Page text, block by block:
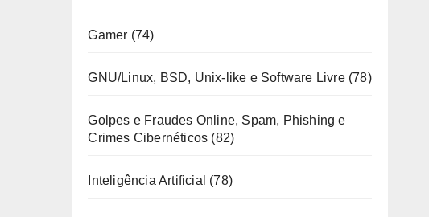
Gamer (74)
GNU/Linux, BSD, Unix-like e Software Livre(78)
Golpes e Fraudes Online, Spam, Phishing e
Crimes Cibernéticos (82)
Inteligência Artificial (78)